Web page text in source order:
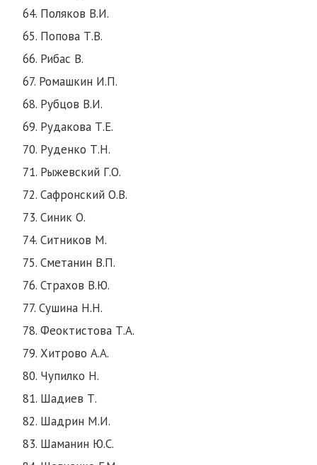
64. Поляков В.И.
65. Попова Т.В.
66. Рибас В.
67. Ромашкин И.П.
68. Рубцов В.И.
69. Рудакова Т.Е.
70. Руденко Т.Н.
71. Рыжевский Г.О.
72. Сафронский О.В.
73. Синик О.
74. Ситников М.
75. Сметанин В.П.
76. Страхов В.Ю.
77. Сушина Н.Н.
78. Феоктистова Т.А.
79. Хитрово А.А.
80. Чупилко Н.
81. Шадиев Т.
82. Шадрин М.И.
83. Шаманин Ю.С.